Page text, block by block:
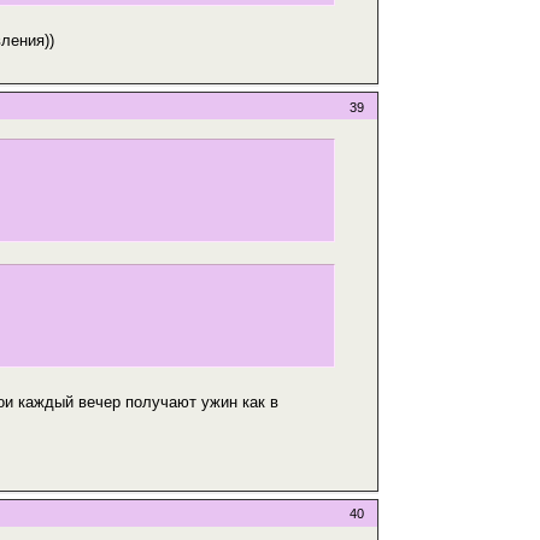
39
каждый вечер получают ужин как в
40